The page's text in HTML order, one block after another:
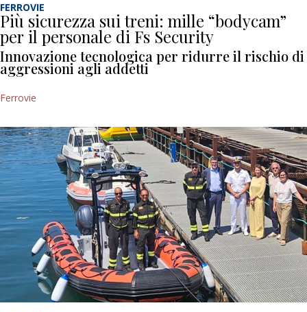
FERROVIE
Più sicurezza sui treni: mille “bodycam”
per il personale di Fs Security
Innovazione tecnologica per ridurre il rischio di
aggressioni agli addetti
Ferrovie